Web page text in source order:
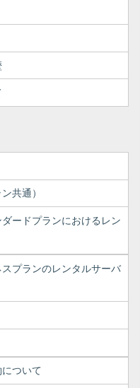
共通）
ードプランにおけるレン
プランのレンタルサーバ
ついて